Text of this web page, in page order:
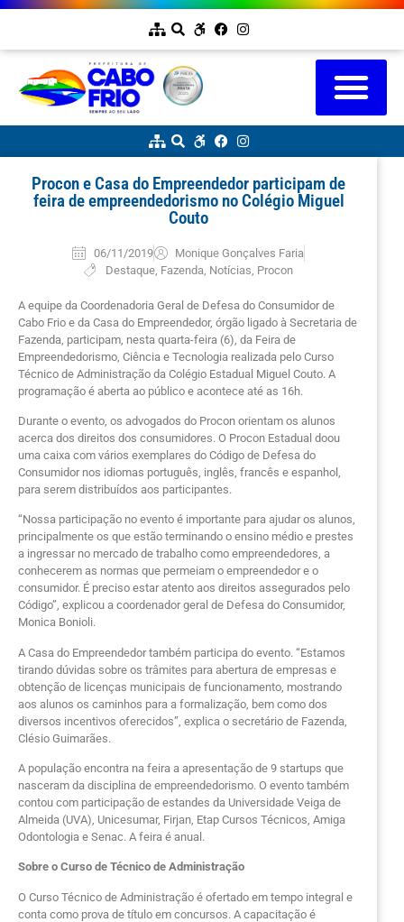
Procon e Casa do Empreendedor participam de
feira de empreendedorismo no Colégio Miguel
Couto
06/11/2019
Monique Gonçalves Faria
Destaque, Fazenda Notícias Procon
A equipe da Coordenadoria Geral de Defesa do Consumidor de
Cabo Frio e da Casa do Empreendedor, órgão ligado à Secretaria de
Fazenda, participam, nesta quarta-feira (6), da Feira de
Empreendedorismo, Ciência e Tecnologia realizada pelo Curso
Técnico de Administração da Colégio Estadual Miguel Couto. A
programação é aberta ao público e acontece até as 16h.
Durante o evento, os advogados do Procon orientam os alunos
acerca dos direitos dos consumidores. O Procon Estadual doou
uma caixa com vários exemplares do Código de Defesa do
Consumidor nos idiomas português, inglês, francês e espanhol,
para serem distribuídos aos participantes.
“Nossa participação no evento é importante para ajudar os alunos,
principalmente os que estão terminando o ensino médio e prestes
a ingressar no mercado de trabalho como empreendedores, a
conhecerem as normas que permeiam o empreendedor e o
consumidor. É preciso estar atento aos direitos assegurados pelo
Código”, explicou a coordenador geral de Defesa do Consumidor,
Monica Bonioli.
A Casa do Empreendedor também participa do evento. “Estamos
tirando dúvidas sobre os trâmites para abertura de empresas e
obtenção de licenças municipais de funcionamento, mostrando
aos alunos os caminhos para a formalização, bem como dos
diversos incentivos oferecidos”, explica o secretário de Fazenda,
Clésio Guimarães.
A população encontra na feira a apresentação de 9 startups que
nasceram da disciplina de empreendedorismo. O evento também
contou com participação de estandes da Universidade Veiga de
Almeida (UVA), Unicesumar, Firjan, Etap Cursos Técnicos, Amiga
Odontologia e Senac. A feira é anual.
Sobre o Curso de Técnico de Administração
O Curso Técnico de Administração é ofertado em tempo integral e
conta como prova de título em concursos. A capacitação é